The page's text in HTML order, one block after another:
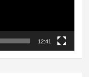
12:41